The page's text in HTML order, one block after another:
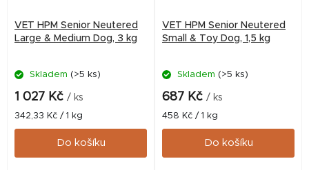
VET HPM Senior Neutered
Large & Medium Dog, 3 kg
Skladem (>5 ks)
1 027 Kč / ks
Měrná
cena:
342,33 Kč / 1 kg
Do košíku
VET HPM Senior Neutered
Small & Toy Dog, 1,5 kg
Skladem (>5 ks)
687 Kč / ks
Měrná
cena:
458 Kč / 1 kg
Do košíku